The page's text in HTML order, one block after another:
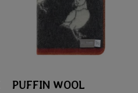
PUFFIN WOOL